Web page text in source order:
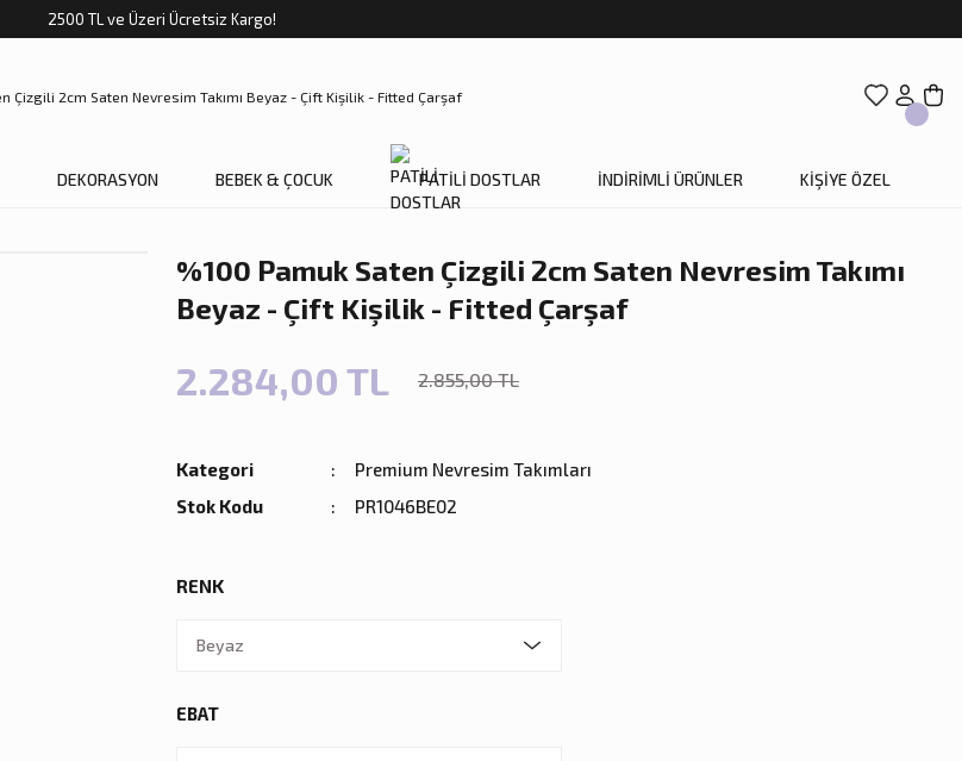
2500 TL ve Üzeri Ücretsiz Kargo!
DEKORASYON BEBEK & ÇOCUK PATİLİ DOSTLAR İNDİRİMLİ ÜRÜNLER KİŞİYE ÖZEL
%100 Pamuk Saten Çizgili 2cm Saten Nevresim Takımı
Beyaz - Çift Kişilik - Fitted Çarşaf
2.284,00 TL 2.855,00 TL
Kategori
Premium Nevresim Takımları
Stok Kodu
PR1046BE02
RENK
EBAT